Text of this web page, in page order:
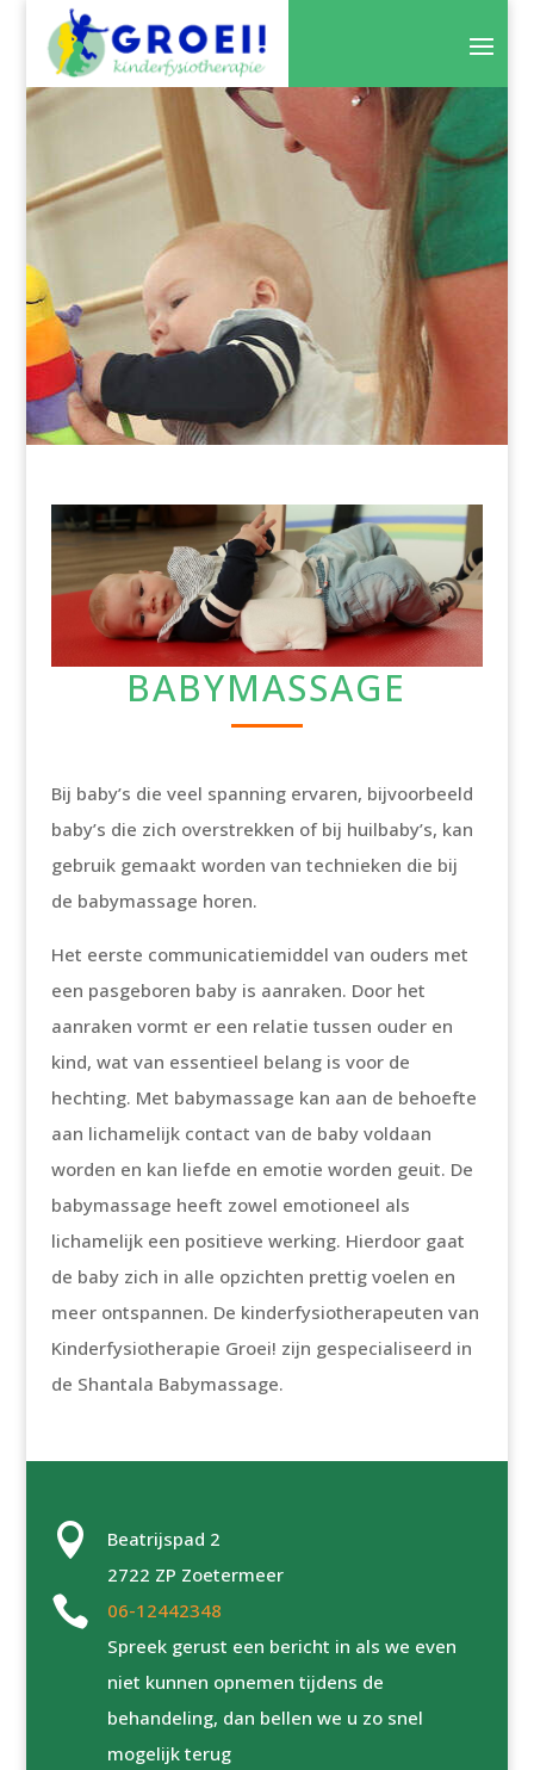
BABYMASSAGE
Bij baby’s die veel spanning ervaren, bijvoorbeeld
baby’s die zich overstrekken of bij huilbaby’s, kan
gebruik gemaakt worden van technieken die bij
de babymassage horen.
Het eerste communicatiemiddel van ouders met
een pasgeboren baby is aanraken. Door het
aanraken vormt er een relatie tussen ouder en
kind, wat van essentieel belang is voor de
hechting. Met babymassage kan aan de behoefte
aan lichamelijk contact van de baby voldaan
worden en kan liefde en emotie worden geuit. De
babymassage heeft zowel emotioneel als
lichamelijk een positieve werking. Hierdoor gaat
de baby zich in alle opzichten prettig voelen en
meer ontspannen. De kinderfysiotherapeuten van
Kinderfysiotherapie Groei! zijn gespecialiseerd in
de Shantala Babymassage.

Beatrijspad 2
2722 ZP Zoetermeer

06-12442348
Spreek gerust een bericht in als we even
niet kunnen opnemen tijdens de
behandeling, dan bellen we u zo snel
mogelijk terug